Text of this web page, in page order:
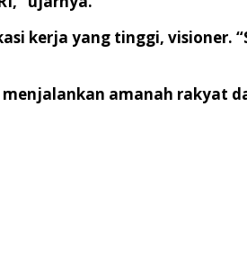
kerja yang tinggi, visioner.
amanah rakyat